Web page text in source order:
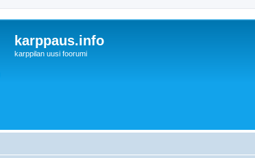
karppaus.info
karppilan uusi foorumi